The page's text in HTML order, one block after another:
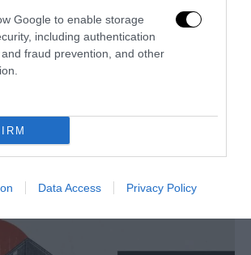
Google to enable storage
including authentication
fraud prevention, and other
Data Access Privacy Policy
stessa: la fabbrica delle scomuniche
esplode su Israele